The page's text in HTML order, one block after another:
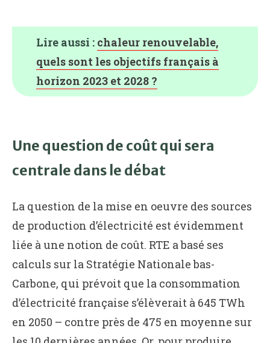
Lire aussi : chaleur renouvelable,
quels sont les objectifs français à
horizon 2023 et 2028 ?
Une question de coût qui sera
centrale dans le débat
La question de la mise en oeuvre des sources
de production d’électricité est évidemment
liée à une notion de coût. RTE a basé ses
calculs sur la Stratégie Nationale bas-
Carbone, qui prévoit que la consommation
d’électricité française s’élèverait à 645 TWh
en 2050 – contre près de 475 en moyenne sur